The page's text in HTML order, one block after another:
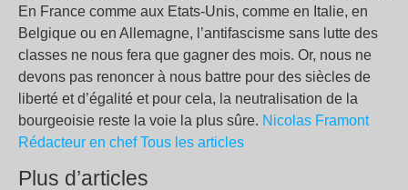
En France comme aux Etats-Unis, comme en Italie, en
Belgique ou en Allemagne, l’antifascisme sans lutte des
classes ne nous fera que gagner des mois. Or, nous ne
devons pas renoncer à nous battre pour des siècles de
liberté et d’égalité et pour cela, la neutralisation de la
bourgeoisie reste la voie la plus sûre. Nicolas Framont
Rédacteur en chef Tous les articles
Plus d’articles